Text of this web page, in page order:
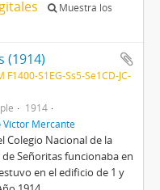
Muestra los
(1914)
F1400-S1EG-Ss5-Se1CD-JC-
1914
Víctor Mercante
Colegio Nacional de la
Señoritas funcionaba en
en el edificio de 1 y